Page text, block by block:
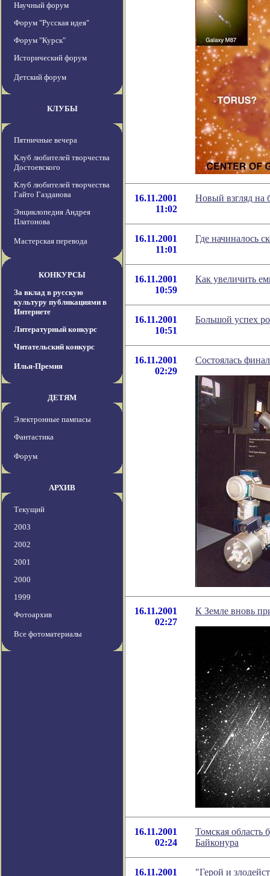
Научный форум
Форум "Русская идея"
Форум "Курск"
Исторический форум
Детский форум
КЛУБЫ
Пятничные вечера
Клуб любителей творчества
Достоевского
Клуб любителей творчества
Гайто Газданова
Энциклопедия Андрея
Платонова
Мастерская перевода
КОНКУРСЫ
За вклад в русскую
культуру публикациями в
Интернете
Литературный конкурс
Читательский конкурс
Илья-Премия
ДЕТЯМ
Электронные пампасы
Фантастика
Форум
АРХИВ
Текущий
2003
2002
2001
2000
1999
Фотоархив
Все фотоматериалы
16.11.2001
11:02
Новый взгляд на
16.11.2001
11:01
Где начиналось
16.11.2001
10:59
Как увеличить
16.11.2001
10:51
Большой успех
16.11.2001
02:29
Состоялась
16.11.2001
02:27
К Земле вновь
16.11.2001
02:24
Томская область
Байконура
16.11.2001 "Герой и